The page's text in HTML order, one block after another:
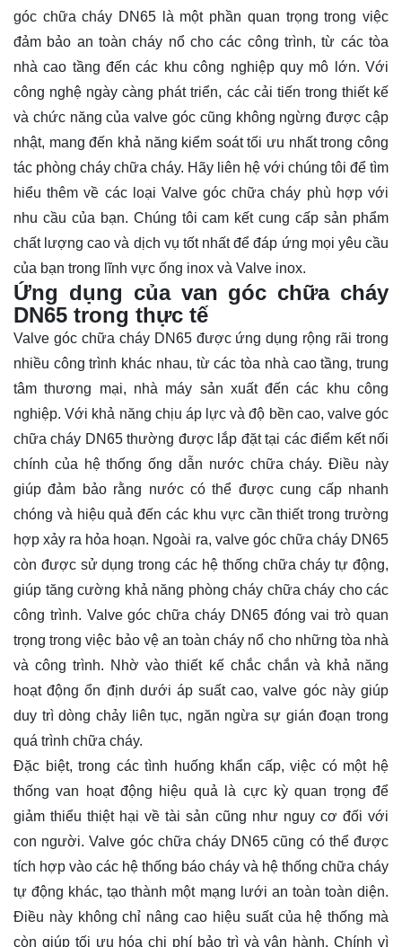
góc chữa cháy DN65 là một phần quan trọng trong việc
đảm bảo an toàn cháy nổ cho các công trình, từ các tòa
nhà cao tầng đến các khu công nghiệp quy mô lớn. Với
công nghệ ngày càng phát triển, các cải tiến trong thiết kế
và chức năng của valve góc cũng không ngừng được cập
nhật, mang đến khả năng kiểm soát tối ưu nhất trong công
tác phòng cháy chữa cháy. Hãy liên hệ với chúng tôi để tìm
hiểu thêm về các loại Valve góc chữa cháy phù hợp với
nhu cầu của bạn. Chúng tôi cam kết cung cấp sản phẩm
chất lượng cao và dịch vụ tốt nhất để đáp ứng mọi yêu cầu
của bạn trong lĩnh vực ống inox và Valve inox.
Ứng dụng của van góc chữa cháy
DN65 trong thực tế
Valve góc chữa cháy DN65 được ứng dụng rộng rãi trong
nhiều công trình khác nhau, từ các tòa nhà cao tầng, trung
tâm thương mại, nhà máy sản xuất đến các khu công
nghiệp. Với khả năng chịu áp lực và độ bền cao, valve góc
chữa cháy DN65 thường được lắp đặt tại các điểm kết nối
chính của hệ thống ống dẫn nước chữa cháy. Điều này
giúp đảm bảo rằng nước có thể được cung cấp nhanh
chóng và hiệu quả đến các khu vực cần thiết trong trường
hợp xảy ra hỏa hoạn. Ngoài ra, valve góc chữa cháy DN65
còn được sử dụng trong các hệ thống chữa cháy tự động,
giúp tăng cường khả năng phòng cháy chữa cháy cho các
công trình. Valve góc chữa cháy DN65 đóng vai trò quan
trọng trong việc bảo vệ an toàn cháy nổ cho những tòa nhà
và công trình. Nhờ vào thiết kế chắc chắn và khả năng
hoạt động ổn định dưới áp suất cao, valve góc này giúp
duy trì dòng chảy liên tục, ngăn ngừa sự gián đoạn trong
quá trình chữa cháy.
Đặc biệt, trong các tình huống khẩn cấp, việc có một hệ
thống van hoạt động hiệu quả là cực kỳ quan trọng để
giảm thiểu thiệt hại về tài sản cũng như nguy cơ đối với
con người. Valve góc chữa cháy DN65 cũng có thể được
tích hợp vào các hệ thống báo cháy và hệ thống chữa cháy
tự động khác, tạo thành một mạng lưới an toàn toàn diện.
Điều này không chỉ nâng cao hiệu suất của hệ thống mà
còn giúp tối ưu hóa chi phí bảo trì và vận hành. Chính vì